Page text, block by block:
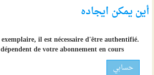
أين يمكن ايجاده
il est nécessaire d'être authentifié.
de votre abonnement en cours.
حسابي